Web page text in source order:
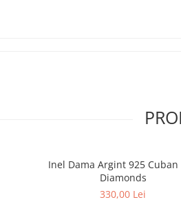
Inel Dama Argint 925 Cuban
Diamonds
330,00 Lei